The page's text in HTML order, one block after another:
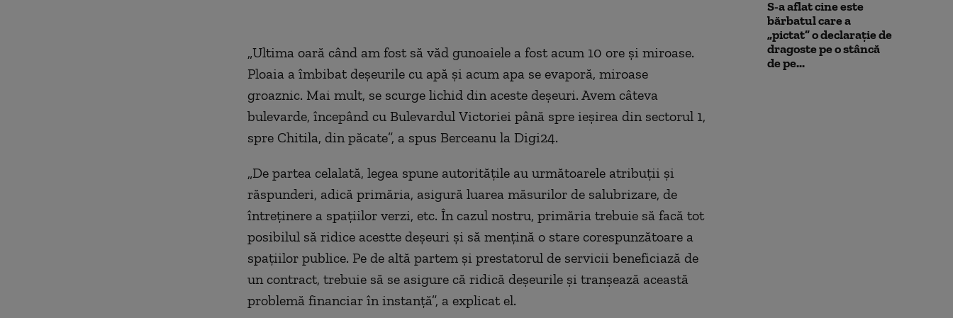
„Ultima oară când am fost să văd gunoaiele a fost acum 10 ore și miroase.
Ploaia a îmbibat deșeurile cu apă și acum apa se evaporă, miroase
groaznic. Mai mult, se scurge lichid din aceste deșeuri. Avem câteva
bulevarde, începând cu Bulevardul Victoriei până spre ieșirea din sectorul 1,
spre Chitila, din păcate”, a spus Berceanu la Digi24.
„De partea celalată, legea spune autoritățile au următoareleatribuții și
răspunderi, adică primăria, asigură luarea măsurilor de salubrizare, de
întreținere a spațiilorverzi, etc. În cazul nostru, primăria trebuiesă facă tot
posibilul să ridice acesttedeșeuri și să mențină o stare corespunzătoare a
spațiilor publice. Pe de altă partem și prestatorul de servicii beneficiază de
un contract, trebuiesă se asigurecă ridică deșeurile și tranșează această
problemă financiar în instanță”, a explicat el.
S-a aflat cine este
bărbatul care a
„pictat” o declarație de
dragoste pe o stâncă
de pe...